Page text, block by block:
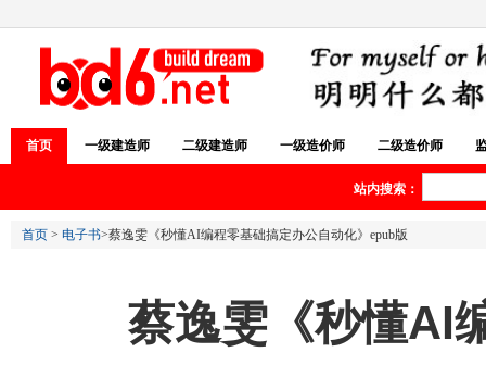
首页 一级建造师 二级建造师 一级造价师 二级造价师
站内搜索：
首页 > 电子书>蔡逸雯《秒懂AI编程零基础搞定办公自动化》epub版
蔡逸雯《秒懂AI